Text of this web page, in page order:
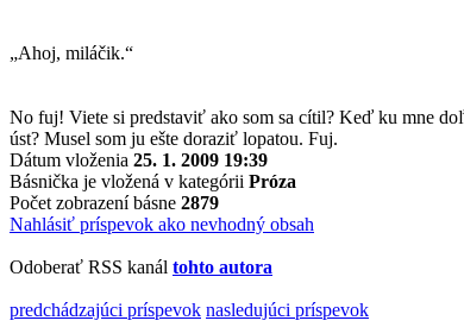
„Ahoj, miláčik.“
No fuj! Viete si predstaviť ako som sa cítil? Keď ku mne
úst? Musel som ju ešte doraziť lopatou. Fuj.
Dátum vloženia 25. 1. 2009 19:39
Básnička je vložená v kategórii Próza
Počet zobrazení básne 2879
Nahlásiť príspevok ako nevhodný obsah
Odoberať RSS kanál tohto autora
predchádzajúci príspevok nasledujúci príspevok